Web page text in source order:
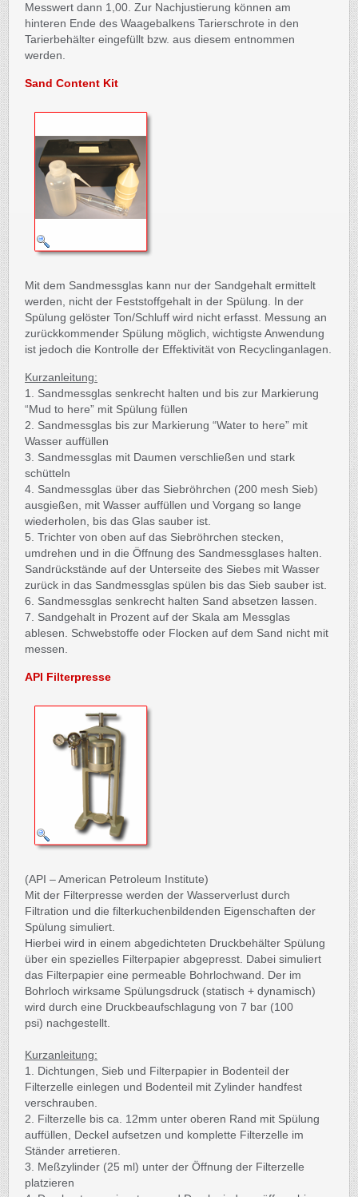
Messwert dann 1,00. Zur Nachjustierung können am
hinteren Ende des Waagebalkens Tarierschrote in den
Tarierbehälter eingefüllt bzw. aus diesem entnommen
werden.
Sand Content Kit
Mit dem Sandmessglas kann nur der Sandgehalt ermittelt
werden, nicht der Feststoffgehalt in der Spülung. In der
Spülung gelöster Ton/Schluff wird nicht erfasst. Messung an
zurückkommender Spülung möglich, wichtigste Anwendung
ist jedoch die Kontrolle der Effektivität von Recyclinganlagen.
Kurzanleitung:
1. Sandmessglas senkrecht halten und bis zur Markierung
“Mud to here” mit Spülung füllen
2. Sandmessglas bis zur Markierung “Water to here” mit
Wasser auffüllen
3. Sandmessglas mit Daumen verschließen und stark
schütteln
4. Sandmessglas über das Siebröhrchen (200 mesh Sieb)
ausgießen, mit Wasser auffüllen und Vorgang so lange
wiederholen, bis das Glas sauber ist.
5. Trichter von oben auf das Siebröhrchen stecken,
umdrehen und in die Öffnung des Sandmessglases halten.
Sandrückstände auf der Unterseite des Siebes mit Wasser
zurück in das Sandmessglas spülen bis das Sieb sauber ist.
6. Sandmessglas senkrecht halten Sand absetzen lassen.
7. Sandgehalt in Prozent auf der Skala am Messglas
ablesen. Schwebstoffe oder Flocken auf dem Sand nicht mit
messen.
API Filterpresse
(API – American Petroleum Institute)
Mit der Filterpresse werden der Wasserverlust durch
Filtration und die filterkuchenbildenden Eigenschaften der
Spülung simuliert.
Hierbei wird in einem abgedichteten Druckbehälter Spülung
über ein spezielles Filterpapier abgepresst. Dabei simuliert
das Filterpapier eine permeable Bohrlochwand. Der im
Bohrloch wirksame Spülungsdruck (statisch + dynamisch)
wird durch eine Druckbeaufschlagung von 7 bar (100
psi) nachgestellt.
Kurzanleitung:
1. Dichtungen, Sieb und Filterpapier in Bodenteil der
Filterzelle einlegen und Bodenteil mit Zylinder handfest
verschrauben.
2. Filterzelle bis ca. 12mm unter oberen Rand mit Spülung
auffüllen, Deckel aufsetzen und komplette Filterzelle im
Ständer arretieren.
3. Meßzylinder (25 ml) unter der Öffnung der Filterzelle
platzieren